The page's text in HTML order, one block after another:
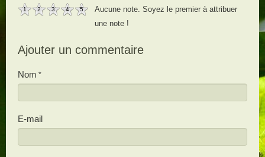
1 2 3 4 5
Aucune note. Soyez le premier à attribuer
une note !
Ajouter un commentaire
Nom
E-mail